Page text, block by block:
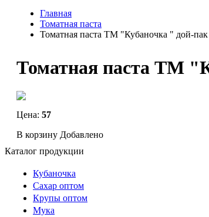
Главная
Томатная паста
Томатная паста ТМ "Кубаночка " дой-
Томатная паста ТМ
Цена: 57
В корзину Добавлено
Каталог продукции
Кубаночка
Сахар оптом
Крупы оптом
Мука